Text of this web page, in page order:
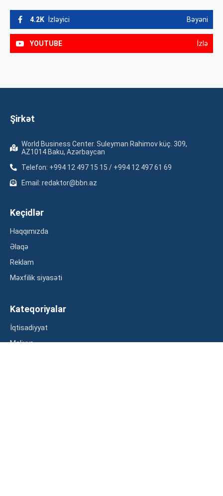
4.2K İzləyici Bəyəni
YOUTUBE İzlə
Şirkət
World Business Center. Suleyman Rahimov küç. 309,
AZ1014 Baku, Azərbaycan
Telefon: +994 12 497 15 15 / +994 12 497 61 69
Email: redaktor@bbn.az
Keçidlər
Haqqımızda
Əlaqə
Reklam
Məxfilik siyasəti
Kateqoriyalar
İqtisadiyyat
Maliyyə